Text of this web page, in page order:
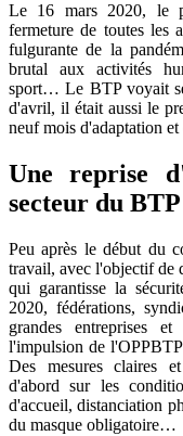
Le 16 mars 2020, le
fermeture de toutes les
fulgurante de la
brutal aux activités
sport… Le BTP voyait
d'avril, il était aussi le
neuf mois d'adaptation et
Une reprise
secteur du BTP
Peu après le début du
travail, avec l'objectif de
qui garantisse la
2020, fédérations,
grandes entreprises
l'impulsion de
Des mesures claires
d'abord sur les
d'accueil, distanciation
du masque obligatoire…